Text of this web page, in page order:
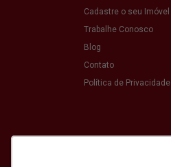
Cadastre o seu Imóvel
Trabalhe Conosco
Blog
Contato
Política de Privacidade